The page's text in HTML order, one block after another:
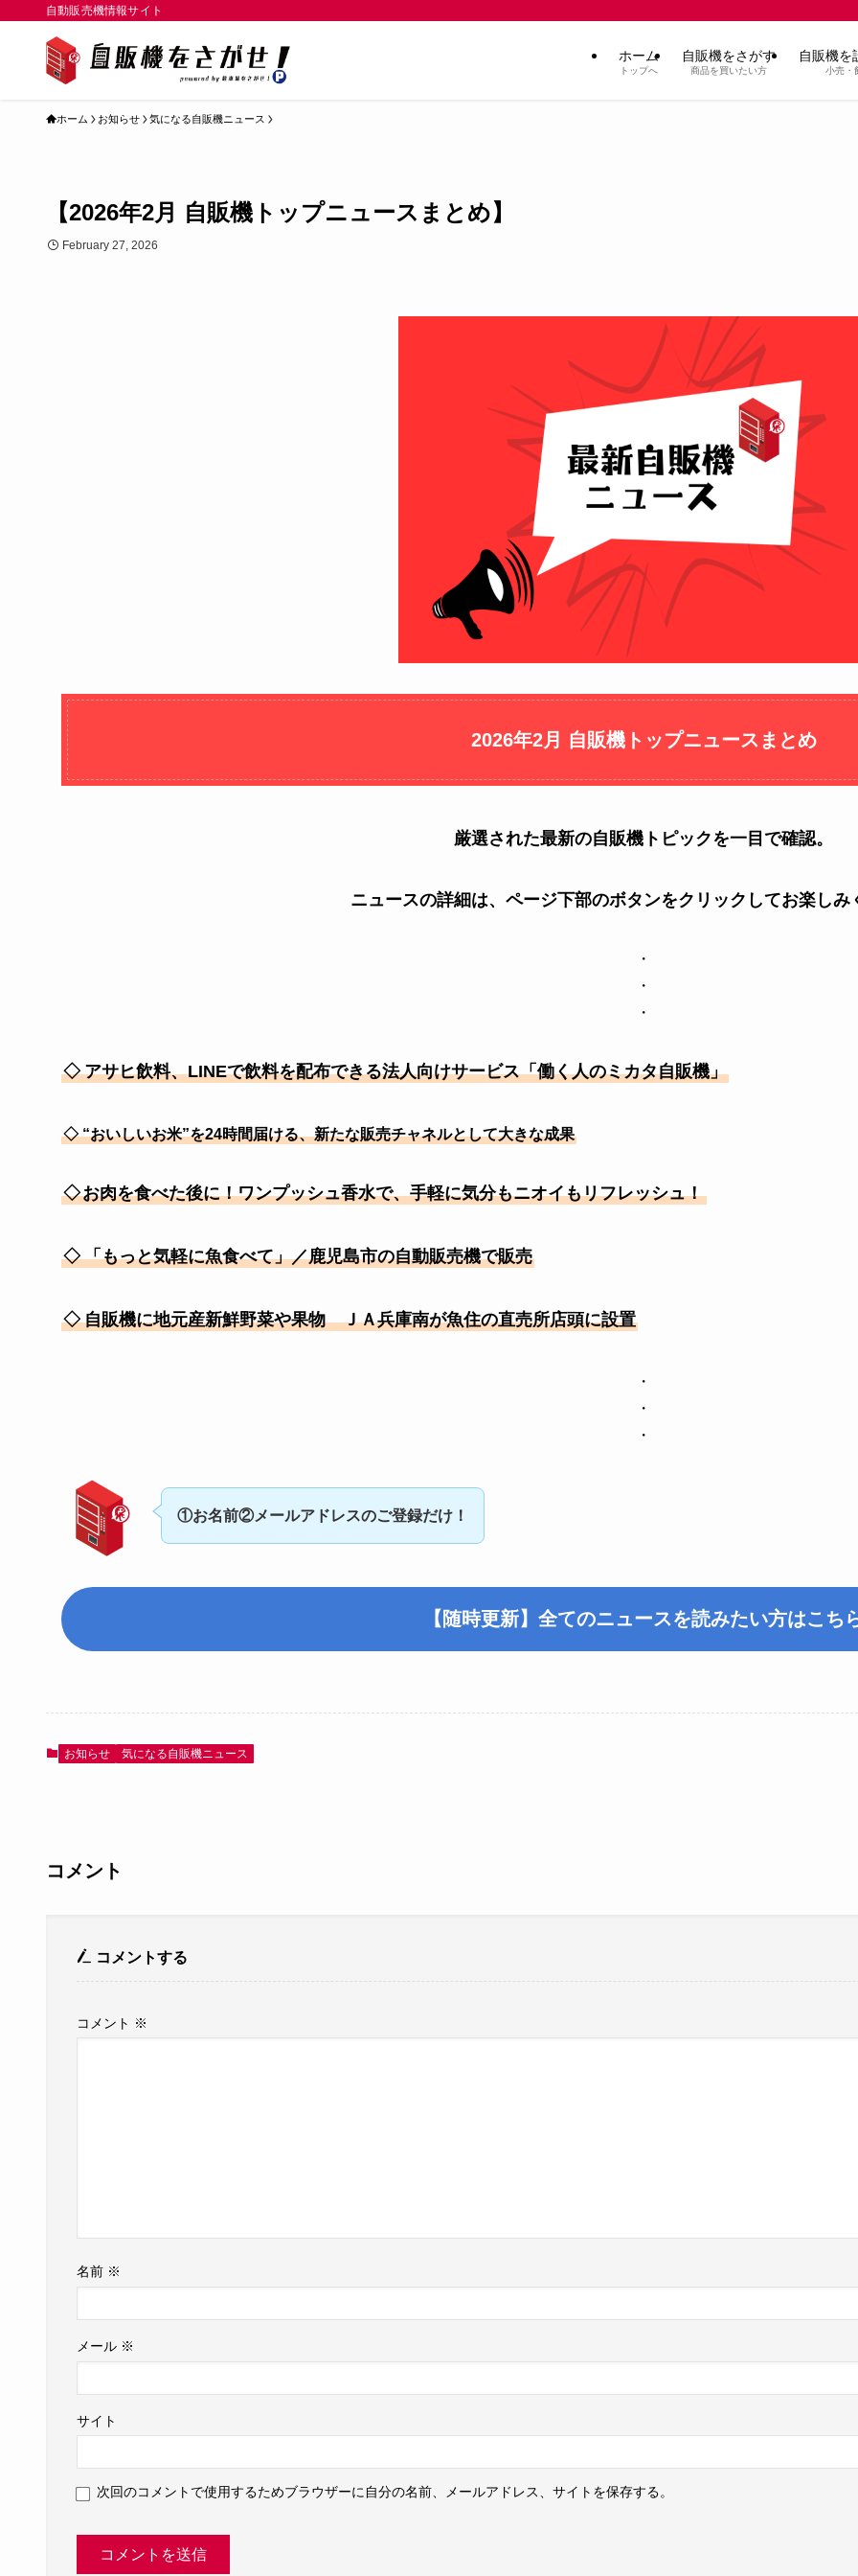
自動販売機情報サイト
ホーム
トップへ
自販機をさがす
商品を買いたい方
自販機を
小売・
ホーム お知らせ 気になる自販機ニュース
【2026年2月 自販機トップニュースまとめ】
February 27, 2026
2026年2月 自販機トップニュースまとめ
厳選された最新の自販機トピックを一目で確認。
ニュースの詳細は、ページ下部のボタンをクリックしてお楽しみ
・
・
・
◇ アサヒ飲料、LINEで飲料を配布できる法人向けサービス「働く人のミカタ自販機」
◇ “おいしいお米”を24時間届ける、新たな販売チャネルとして大きな成果
◇お肉を食べた後に！ワンプッシュ香水で、手軽に気分もニオイもリフレッシュ！
◇ 「もっと気軽に魚食べて」／鹿児島市の自動販売機で販売
◇ 自販機に地元産新鮮野菜や果物 ＪＡ兵庫南が魚住の直売所店頭に設置
・
・
・
①お名前②メールアドレスのご登録だけ！
【随時更新】全てのニュースを読みたい方はこち
お知らせ 気になる自販機ニュース
コメント
コメントする
コメント ※
名前 ※
メール ※
サイト
次回のコメントで使用するためブラウザーに自分の名前、メールアドレス、サイトを保存する。